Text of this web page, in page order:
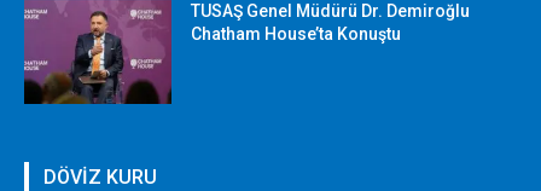
TUSAŞ Genel Müdürü Dr. Demiroğlu
Chatham House’ta Konuştu
DÖVİZ KURU